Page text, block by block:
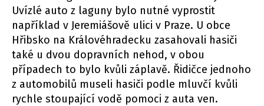
Uvízlé auto z laguny bylo nutné vyprostit
například v Jeremiášově ulici v Praze. U obce
Hřibsko na Královéhradecku zasahovali hasiči
také u dvou dopravních nehod, v obou
případech to bylo kvůli záplavě. Řidičce jednoho
z automobilů museli hasiči podle mluvčí kvůli
rychle stoupající vodě pomoci z auta ven.